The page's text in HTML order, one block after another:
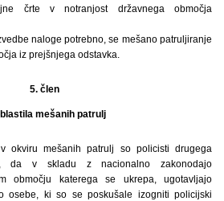
črte v notranjost državnega območja
naloge potrebno, se mešano patruljiranje
iz prejšnjega odstavka.
5. člen
mešanih patrulj
okviru mešanih patrulj so policisti drugega
da v skladu z nacionalno zakonodajo
območju katerega se ukrepa, ugotavljajo
osebe, ki so se poskušale izogniti policijski